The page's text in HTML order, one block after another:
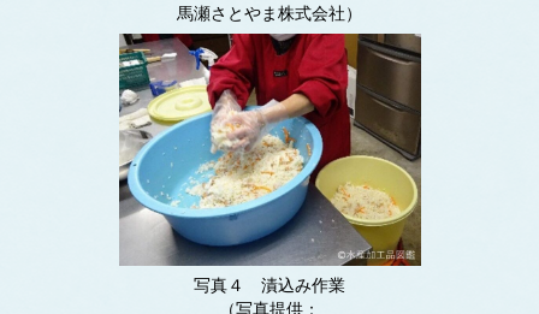
馬瀬さとやま株式会社）
写真４ 漬込み作業
（写真提供：